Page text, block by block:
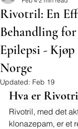
Rivotril: En
Behandling
Epilepsi -
Norge
Updated: Feb 19
Hva er
Rivotril, med det
klonazepam, er et